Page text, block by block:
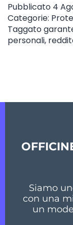
Pubblicato 4
Categorie:
Taggato
personali,
Siamo
con una
un